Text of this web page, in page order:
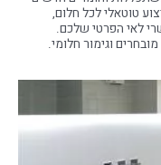
טוטאלי לכל חלום,
לאי הפרטי שלכם.
וגימור חלומי.